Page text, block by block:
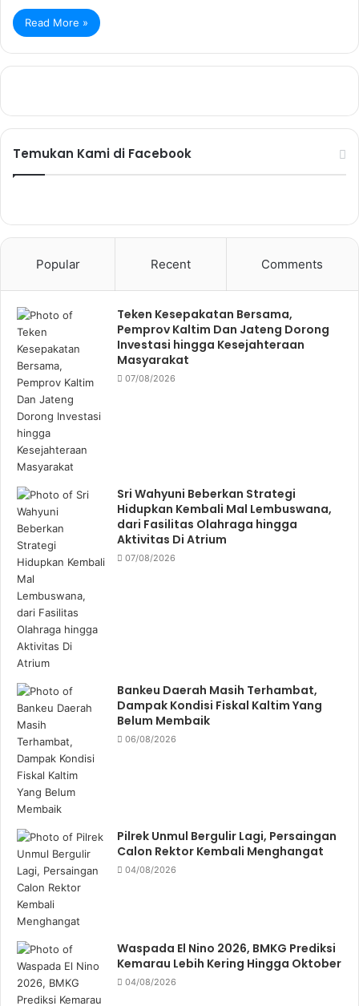
Read More »
Temukan Kami di Facebook
Popular Recent Comments
Teken Kesepakatan Bersama,
Pemprov Kaltim Dan Jateng Dorong
Investasi hingga Kesejahteraan
Masyarakat
07/08/2026
Sri Wahyuni Beberkan Strategi
Hidupkan Kembali Mal Lembuswana,
dari Fasilitas Olahraga hingga
Aktivitas Di Atrium
07/08/2026
Bankeu Daerah Masih Terhambat,
Dampak Kondisi Fiskal Kaltim Yang
Belum Membaik
06/08/2026
Pilrek Unmul Bergulir Lagi, Persaingan
Calon Rektor Kembali Menghangat
04/08/2026
Waspada El Nino 2026, BMKG Prediksi
Kemarau Lebih Kering Hingga Oktober
04/08/2026